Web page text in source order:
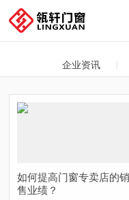
企业资讯
如何提高门窗专卖店的销
售业绩？